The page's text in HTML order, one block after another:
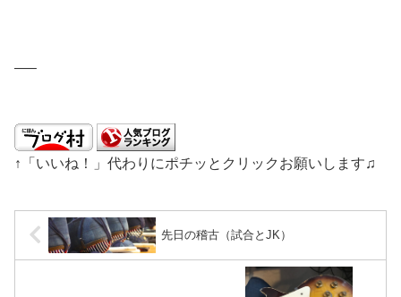
—–
↑「いいね！」代わりにポチッとクリックお願いします♫
先日の稽古（試合とJK）